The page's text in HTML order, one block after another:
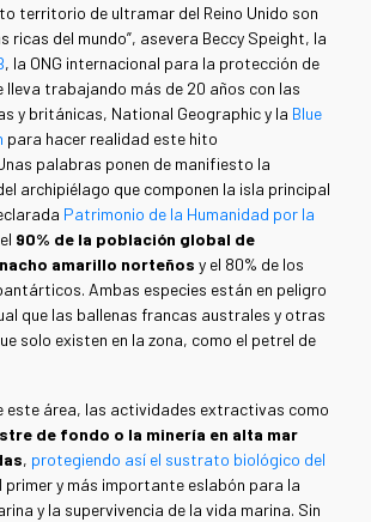
territorio de ultramar del Reino Unido son
ricas del mundo”, asevera Beccy Speight, la
, la ONG internacional para la protección de
lleva trabajando más de 20 años con las
y británicas, National Geographic y la Blue
para hacer realidad este hito
palabras ponen de manifiesto la
archipiélago que componen la isla principal
Patrimonio de la Humanidad por la
90% de la población global de
amarillo norteños y el 80% de los
Ambas especies están en peligro
que las ballenas francas australes y otras
solo existen en la zona, como el petrel de
este área, las actividades extractivas como
de fondo o la minería en alta mar
, protegiendo así el sustrato biológico del
primer y más importante eslabón para la
y la supervivencia de la vida marina. Sin